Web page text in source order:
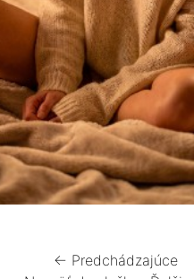
← Predchádzajúce